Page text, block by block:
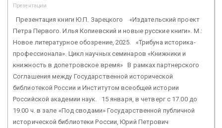
Презентации
Презентация книги Ю.П. Зарецкого «Издательский проект
Петра Первого. Илья Копиевский и новые русские книги». М.:
Новое литературное обозрение, 2025. «Трибуна историка-
профессионала». Цикл научных семинаров «Книжники и
книжность в допетровское время» В рамках партнерского
Соглашения между Государственной исторической
библиотекой России и Институтом всеобщей истории
Российской академии наук. 15 января, в четверг с 17.00 до
19.00 ч. в зале «Под сводами» Государственной публичной
исторической библиотеки России, Юрий Петрович